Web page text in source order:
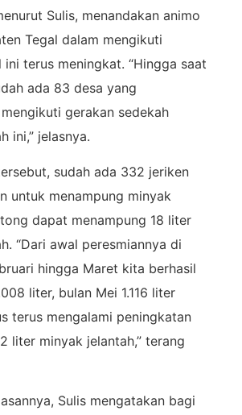
Sulis, menandakan animo
Tegal dalam mengikuti
ini terus meningkat. “Hingga saat
ada 83 desa yang
gerakan sedekah
ini,” jelasnya.
sudah ada 332 jeriken
untuk menampung minyak
dapat menampung 18 liter
“Dari awal peresmiannya di
hingga Maret kita berhasil
liter, bulan Mei 1.116 liter
terus mengalami peningkatan
liter minyak jelantah,” terang
Sulis mengatakan bagi